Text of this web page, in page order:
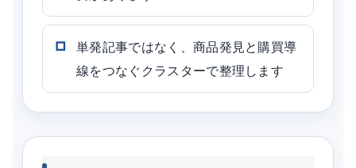
単発記事ではなく、商品発見と購買導
線をつなぐクラスターで整理します